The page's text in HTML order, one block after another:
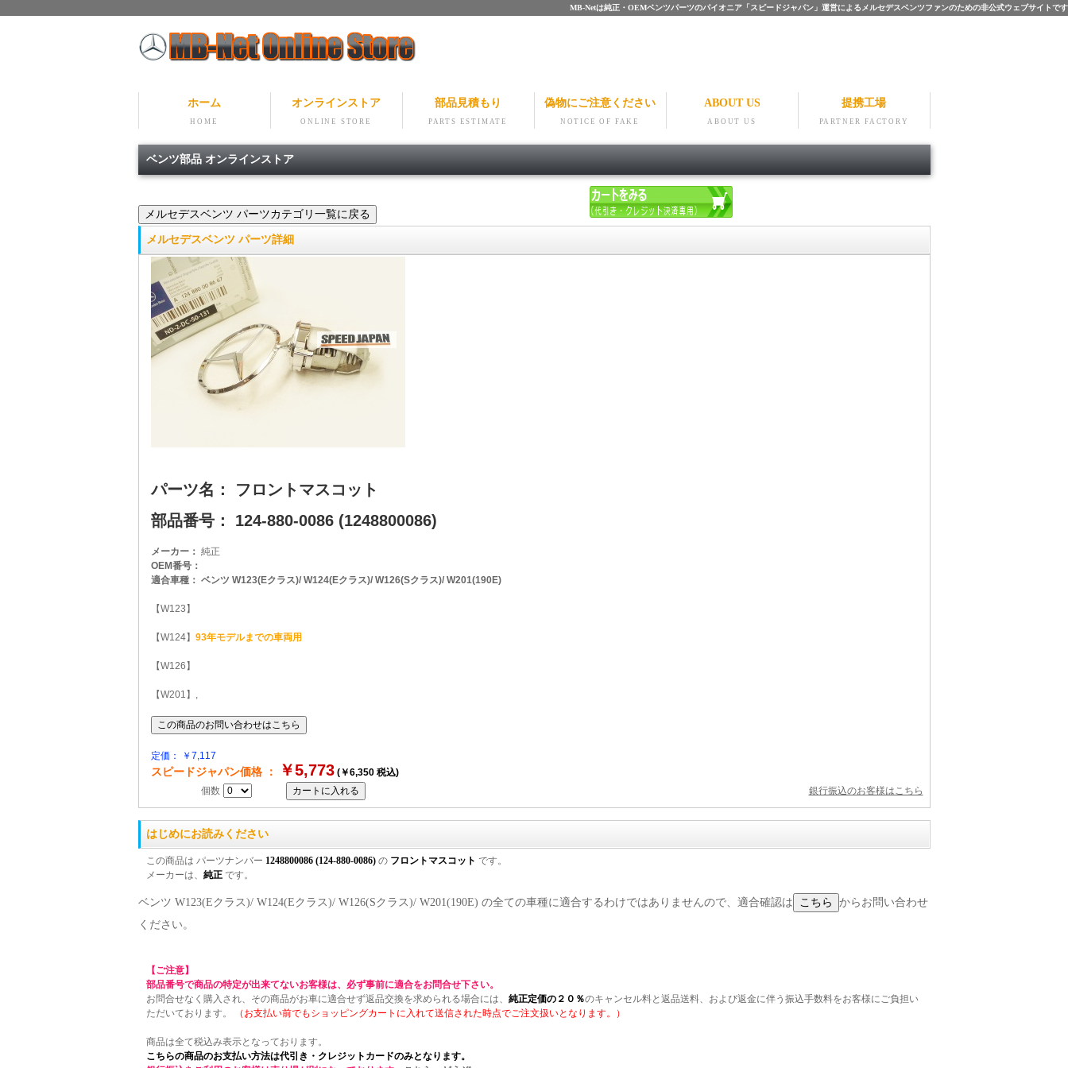
MB-Netは純正・OEMベンツパーツのパイオニア「スピードジャパン」運営によるメルセデスベンツファンのための非公式ウェブサイトです
ホーム
HOME
オンラインストア
ONLINE STORE
部品見積もり
PARTS ESTIMATE
偽物にご注意ください
NOTICE OF FAKE
ABOUT US
ABOUT US
提携工場
PARTNER FACTORY
ベンツ部品 オンラインストア
メルセデスベンツ パーツ詳細
パーツ名： フロントマスコット
部品番号： 124-880-0086 (1248800086)
メーカー： 純正
OEM番号：
適合車種： ベンツ W123(Eクラス)/ W124(Eクラス)/ W126(Sクラス)/ W201(190E)
【W123】
【W124】 93年モデルまでの車両用
【W126】
【W201】,
定価： ￥7,117
スピードジャパン価格 ： ￥5,773(￥6,350 税込)
個数
銀行振込のお客様はこちら
はじめにお読みください
この商品は パーツナンバー 1248800086 (124-880-0086)の フロントマスコット です。
メーカーは、 純正です。
ベンツ W123(Eクラス)/ W124(Eクラス)/ W126(Sクラス)/ W201(190E) の全ての車種に適合するわけではありませんので、適合確認は
からお問い合わせ
ください。
【ご注意】
部品番号で商品の特定が出来てないお客様は、必ず事前に適合をお問合せ下さい。
お問合せなく購入され、その商品がお車に適合せず返品交換を求められる場合には、 純正定価の２０％のキャンセル料と返品送料、および返金に伴う振込手数料をお客様にご負担い
ただいております。
（お支払い前でもショッピングカートに入れて送信された時点でご注文扱いとなります。）
商品は全て税込み表示となっております。
こちらの商品のお支払い方法は代引き・クレジットカードのみとなります。